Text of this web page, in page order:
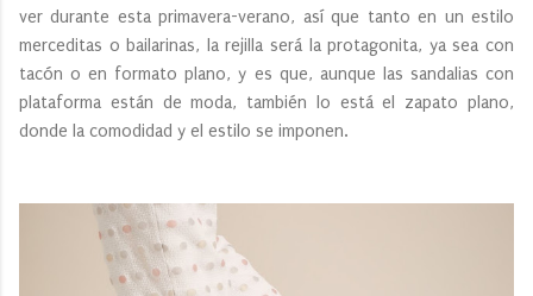
ver durante esta primavera-verano, así que tanto en un estilo
merceditas o bailarinas, la rejilla será la protagonita, ya sea con
tacón o en formato plano, y es que, aunque las sandalias con
plataforma están de moda, también lo está el zapato plano,
donde la comodidad y el estilo se imponen.